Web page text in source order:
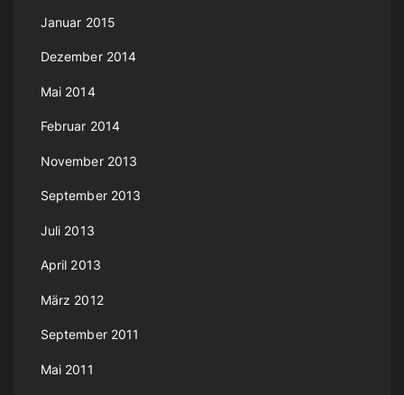
Januar 2015
Dezember 2014
Mai 2014
Februar 2014
November 2013
September 2013
Juli 2013
April 2013
März 2012
September 2011
Mai 2011